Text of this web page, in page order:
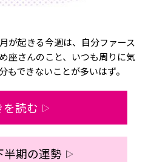
が起きる今週は、自分ファース
座さんのこと、いつも周りに気
もできないことが多いはず。
読む ▷
半期の運勢 ▷